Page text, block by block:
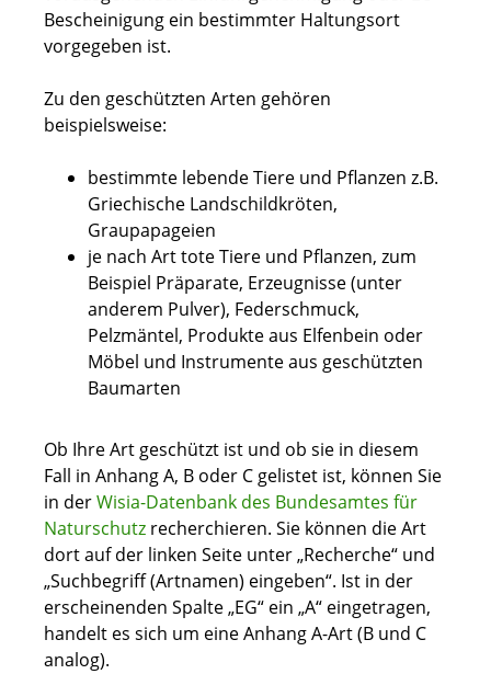
Bescheinigung ein bestimmter Haltungsort
vorgegeben ist.
Zu den geschützten Arten gehören
beispielsweise:
bestimmte lebende Tiere und Pflanzen z.B.
Griechische Landschildkröten,
Graupapageien
je nach Art tote Tiere und Pflanzen, zum
Beispiel Präparate, Erzeugnisse (unter
anderem Pulver), Federschmuck,
Pelzmäntel, Produkte aus Elfenbein oder
Möbel und Instrumente aus geschützten
Baumarten
Ob Ihre Art geschützt ist und ob sie in diesem
Fall in Anhang A, B oder C gelistet ist, können Sie
in derWisia-Datenbank des Bundesamtes für
Naturschutz recherchieren. Sie können die Art
dort auf der linken Seite unter „Recherche“ und
„Suchbegriff (Artnamen) eingeben“. Ist in der
erscheinenden Spalte „EG“ ein „A“ eingetragen,
handelt es sich um eine Anhang A-Art (B und C
analog).